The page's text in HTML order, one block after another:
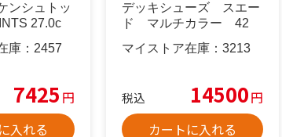
シュトッ
27.0c
庫： 2457
7425 円
入れる
デッキシューズ スエー
ド マルチカラー 42
マイストア在庫： 3213
税込 14500円
カートに入れる